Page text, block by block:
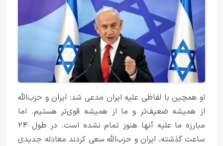
او همچین با لفاظی علیه ایران مدعی شد: ایران و حزب‌الله
از همیشه ضعیف‌تر و ما از همیشه قوی‌تر هستیم. اما
مبارزه ما علیه آنها هنوز تمام نشده است. در طول ۲۴
ساعت گذشته، ایران و حزب‌الله سعی کردند معادله جدیدی